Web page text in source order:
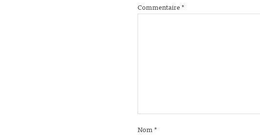
Commentaire*
Nom*